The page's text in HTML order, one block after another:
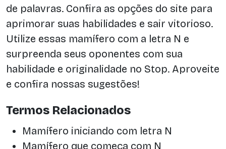
de palavras. Confira as opções do site para
aprimorar suas habilidades e sair vitorioso.
Utilize essas mamífero com a letra N e
surpreenda seus oponentes com sua
habilidade e originalidade no Stop. Aproveite
e confira nossas sugestões!
Termos Relacionados
Mamífero iniciando com letra N
Mamífero que começa com N